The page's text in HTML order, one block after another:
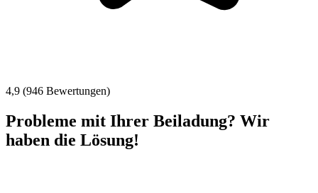
4,9 (946 Bewertungen)
Probleme mit Ihrer Beiladung? Wir
haben die Lösung!